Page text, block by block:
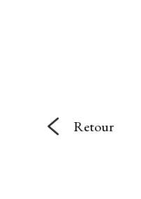
Retour